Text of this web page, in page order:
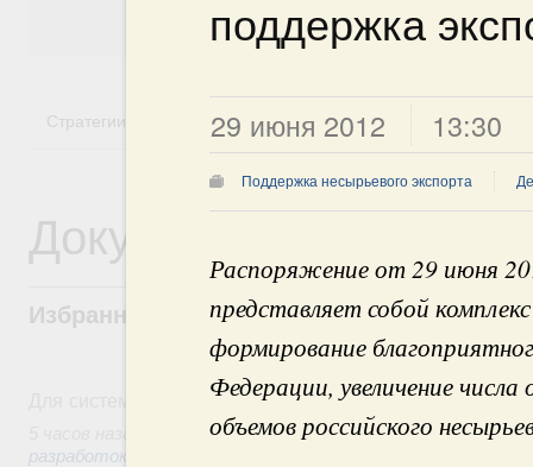
поддержка
29 июня 2012 13:30
Поддержка несырьевого экспорта
Распоряжение от 29 июня
представляет собой
формирование
Федерации, увеличение
объемов российского
Государство
Стратегии Государственные программы
Документы
Избранные документы со справками к
Для системного поиска перейдите в раздел "Поиск по
Государственная политика в сфере
разработок